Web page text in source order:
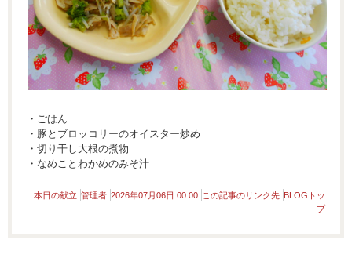
・ごはん
・豚とブロッコリーのオイスター炒め
・切り干し大根の煮物
・なめことわかめのみそ汁
本日の献立 管理者 2026年07月06日 00:00 この記事のリンク先 BLOGトッ
プ